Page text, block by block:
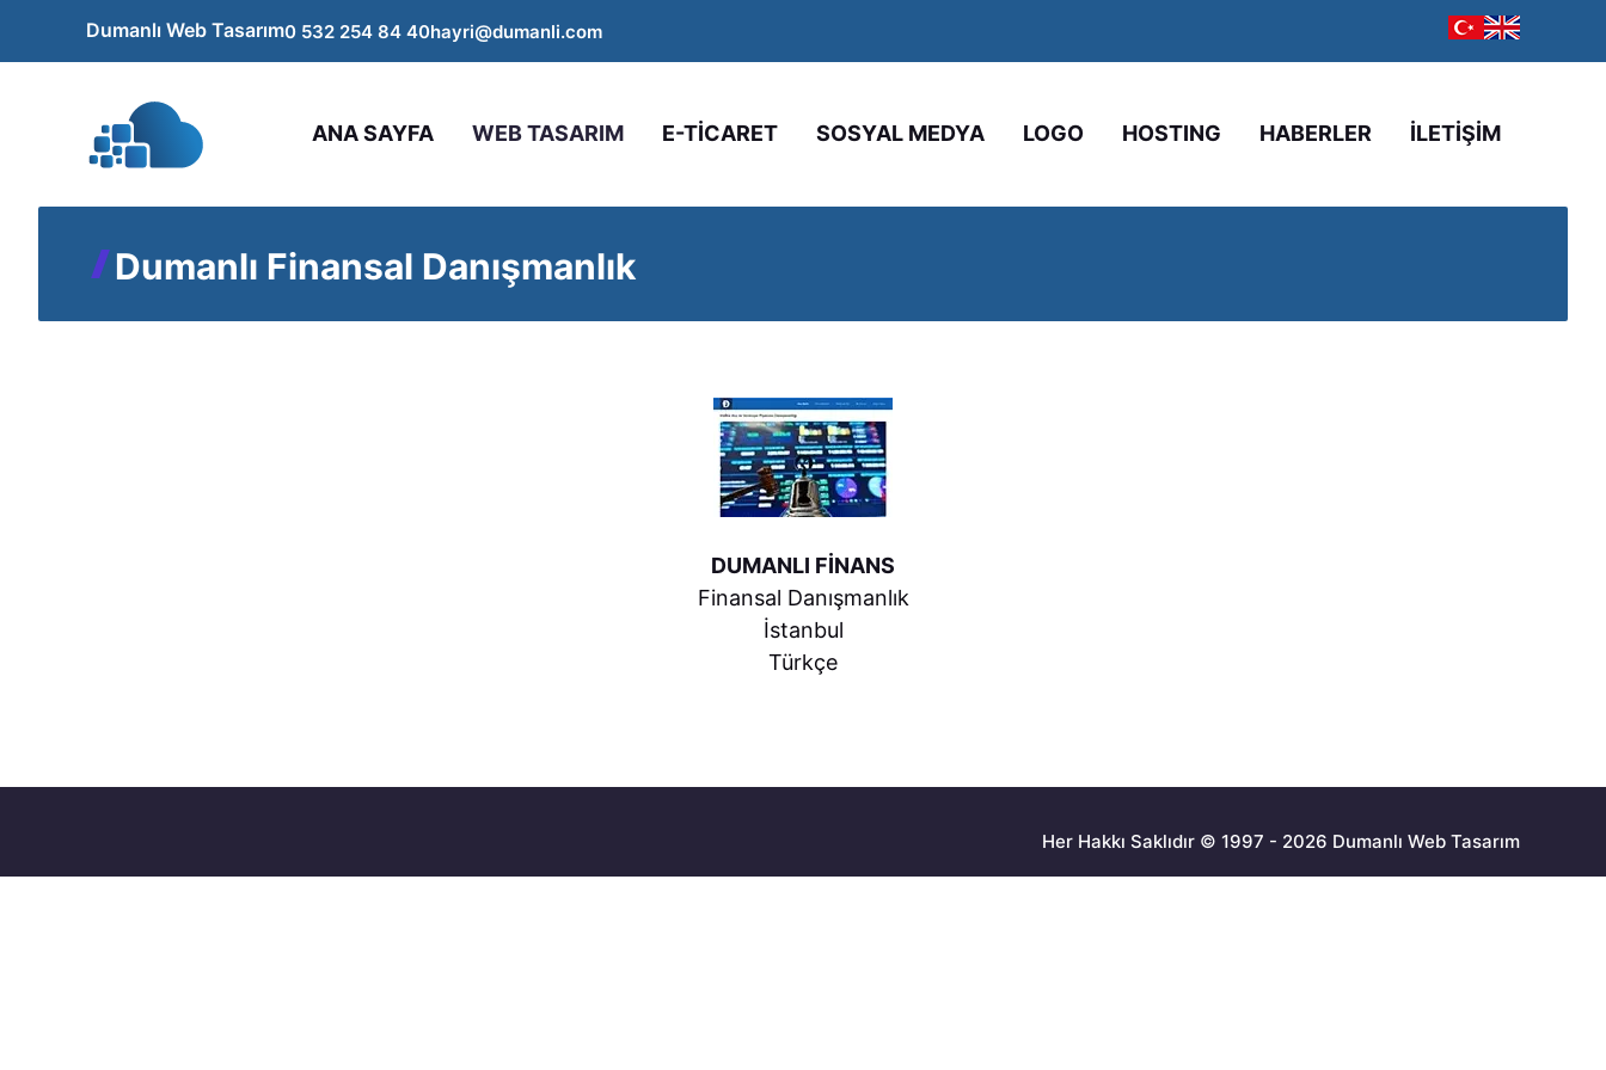
Dumanlı Web Tasarım0 532 254 84 40hayri@dumanli.com
ANA SAYFA WEB TASARIM E-TİCARET SOSYAL MEDYA LOGO HOSTING HABERLER İLETİŞİM
Dumanlı Finansal Danışmanlık
DUMANLI FİNANS
Finansal Danışmanlık
İstanbul
Türkçe
Her Hakkı Saklıdır © 1997 - 2026 Dumanlı Web Tasarım